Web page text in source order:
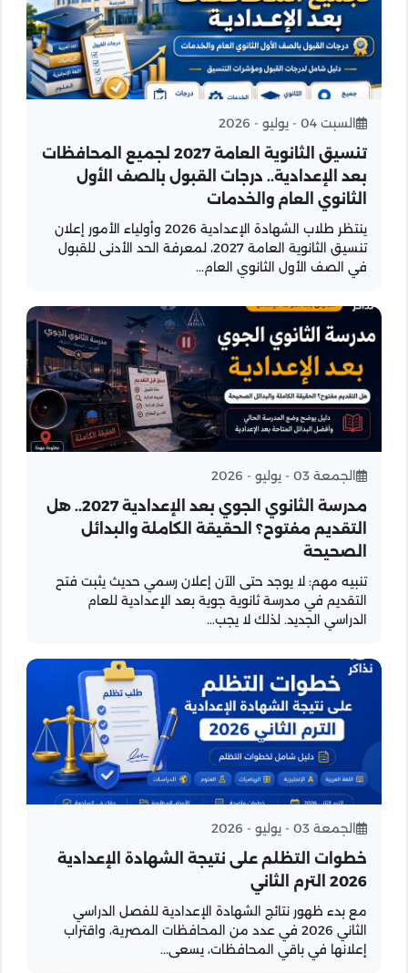
السبت 04 - يوليو - 2026
تنسيق الثانوية العامة 2027 لجميع المحافظات
بعد الإعدادية.. درجات القبول بالصف الأول
الثانوي العام والخدمات
ينتظر طلاب الشهادة الإعدادية 2026 وأولياء الأمور إعلان
تنسيق الثانوية العامة 2027، لمعرفة الحد الأدنى للقبول
في الصف الأول الثانوي العام...
الجمعة 03 - يوليو - 2026
مدرسة الثانوي الجوي بعد الإعدادية 2027.. هل
التقديم مفتوح؟ الحقيقة الكاملة والبدائل
الصحيحة
تنبيه مهم: لا يوجد حتى الآن إعلان رسمي حديث يثبت فتح
التقديم في مدرسة ثانوية جوية بعد الإعدادية للعام
الدراسي الجديد. لذلك لا يجب...
الجمعة 03 - يوليو - 2026
خطوات التظلم على نتيجة الشهادة الإعدادية
2026 الترم الثاني
مع بدء ظهور نتائج الشهادة الإعدادية للفصل الدراسي
الثاني 2026 في عدد من المحافظات المصرية، واقتراب
إعلانها في باقي المحافظات، يسعى...